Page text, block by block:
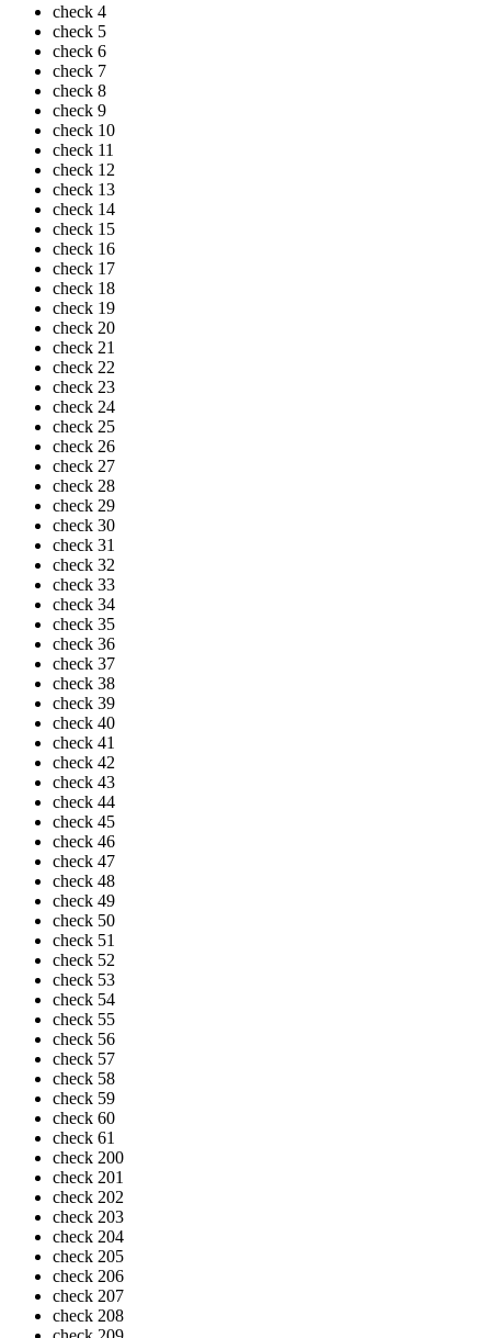
check 4
check 5
check 6
check 7
check 8
check 9
check 10
check 11
check 12
check 13
check 14
check 15
check 16
check 17
check 18
check 19
check 20
check 21
check 22
check 23
check 24
check 25
check 26
check 27
check 28
check 29
check 30
check 31
check 32
check 33
check 34
check 35
check 36
check 37
check 38
check 39
check 40
check 41
check 42
check 43
check 44
check 45
check 46
check 47
check 48
check 49
check 50
check 51
check 52
check 53
check 54
check 55
check 56
check 57
check 58
check 59
check 60
check 61
check 200
check 201
check 202
check 203
check 204
check 205
check 206
check 207
check 208